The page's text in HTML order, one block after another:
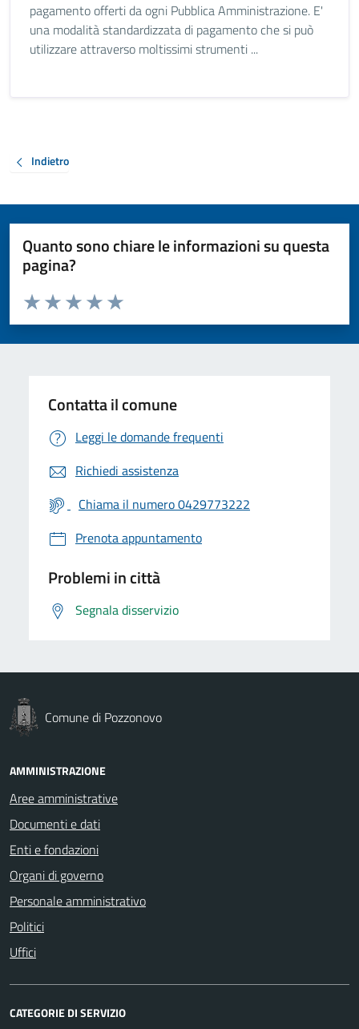
pagamento offerti da ogni Pubblica Amministrazione. E'
una modalità standardizzata di pagamento che si può
utilizzare attraverso moltissimi strumenti ...
Indietro
Quanto sono chiare le informazioni su questa
pagina?
Valuta da 1 a 5 stelle la pagina
Valuta 5 stelle su 5
Valuta 4 stelle su 5
Valuta 3 stelle su 5
Valuta 2 stelle su 5
Valuta 1 stelle su 5
Contatta il comune
Leggi le domande frequenti
Richiedi assistenza
Chiama il numero 0429773222
Prenota appuntamento
Problemi in città
Segnala disservizio
Comune di Pozzonovo
AMMINISTRAZIONE
Aree amministrative
Documenti e dati
Enti e fondazioni
Organi di governo
Personale amministrativo
Politici
Uffici
CATEGORIE DI SERVIZIO